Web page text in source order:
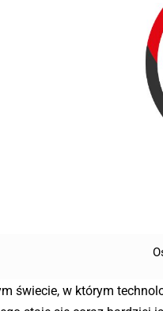
świecie, w którym